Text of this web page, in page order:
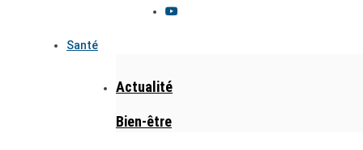
Santé
Actualité
Bien-être